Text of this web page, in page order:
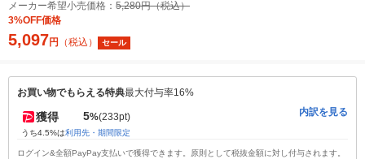
メーカー希望小売価格： 5,280円（税込）
3%OFF価格
5,097円 （税込） セール
お買い物でもらえる特典最大付与率16%
獲得 5%(233pt)
うち4.5%は利用先・期間限定
内訳を見る
ログイン&全額PayPay支払いで獲得できます。原則として税抜金額に対し付与されます。